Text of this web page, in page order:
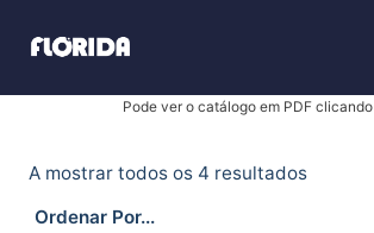
Pode ver o catálogo em PDF clicando
A mostrar todos os 4 resultados